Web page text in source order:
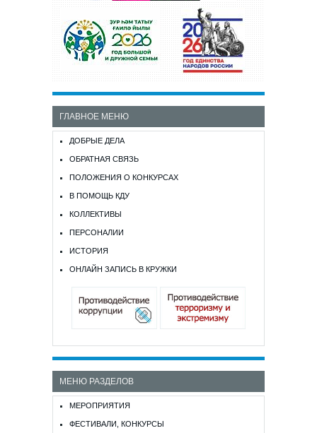
ГЛАВНОЕ МЕНЮ
ДОБРЫЕ ДЕЛА
ОБРАТНАЯ СВЯЗЬ
ПОЛОЖЕНИЯ О КОНКУРСАХ
В ПОМОЩЬ КДУ
КОЛЛЕКТИВЫ
ПЕРСОНАЛИИ
ИСТОРИЯ
ОНЛАЙН ЗАПИСЬ В КРУЖКИ
МЕНЮ РАЗДЕЛОВ
МЕРОПРИЯТИЯ
ФЕСТИВАЛИ, КОНКУРСЫ